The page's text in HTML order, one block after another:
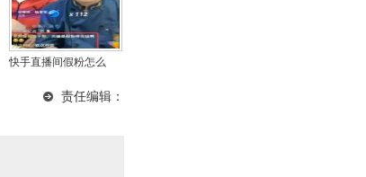
快手直播间假粉怎么
责任编辑：